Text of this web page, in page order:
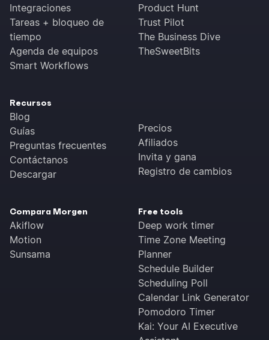
Integraciones
Tareas + bloqueo de
tiempo
Agenda de equipos
Smart Workflows
Product Hunt
Trust Pilot
The Business Dive
TheSweetBits
Recursos
Blog
Guías
Preguntas frecuentes
Contáctanos
Descargar
Precios
Afiliados
Invita y gana
Registro de cambios
Compara Morgen
Akiflow
Motion
Sunsama
Free tools
Deep work timer
Time Zone Meeting
Planner
Schedule Builder
Scheduling Poll
Calendar Link Generator
Pomodoro Timer
Kai: Your AI Executive